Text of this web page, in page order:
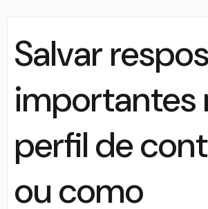
Salvar
importantes
perfil de
ou como